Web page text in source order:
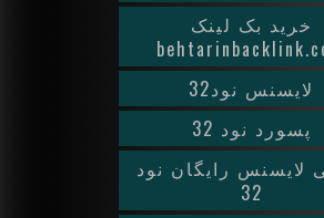
خرید بک لینک
لایسنس نود32
پسورد نود 32
لایسنس رایگان نود
32